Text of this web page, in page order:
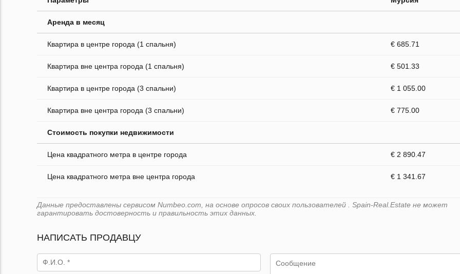
Аренда в месяц
Квартира в центре города (1 спальня) € 685.71
Квартира вне центра города (1 спальня) € 501.33
Квартира в центре города (3 спальни) € 1 055.00
Квартира вне центра города (3 спальни) € 775.00
Стоимость покупки недвижимости
Цена квадратного метра в центре города € 2 890.47
Цена квадратного метра вне центра города € 1 341.67
Данные предоставлены сервисом Numbeo.com, на основе опросов своих пользователей . Spain-Real.Estate не может
гарантировать достоверность и правильность этих данных.
НАПИСАТЬ ПРОДАВЦУ